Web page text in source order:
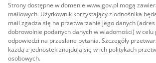
Strony dostępne w domenie www.gov.pl mogą
mailowych. Użytkownik korzystający z odnośnika
mail zgadza się na przetwarzanie jego danych
dobrowolnie podanych danych w wiadomości) w celu
odpowiedzi na przesłane pytania. Szczegóły
każdą z jednostek znajdują się w ich politykach
osobowych.